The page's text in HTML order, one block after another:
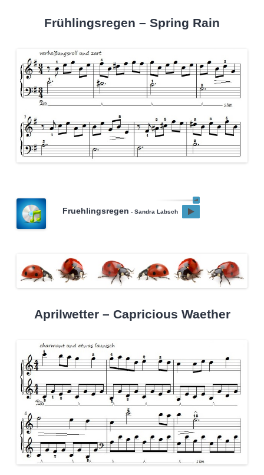
Frühlingsregen – Spring Rain
Fruehlingsregen - Sandra Labsch
Aprilwetter – Capricious Waether